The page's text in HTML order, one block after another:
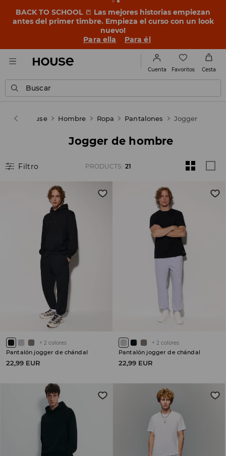
BACK TO SCHOOL 📒 Las mejores historias empiezan
antes del primer timbre. Empieza el curso con un look
nuevo!
Para ella
Para él
Cuenta Favoritos Cesta
Buscar
House Hombre Ropa Pantalones Jogger
Jogger de hombre
Filtro PRODUCTS: 21
+ 2 colores
Pantalón jogger de chándal
22,99 EUR
+ 2 colores
Pantalón jogger de chándal
22,99 EUR